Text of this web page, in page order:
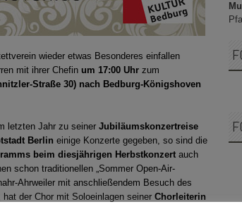
wieder etwas Besonderes einfallen
mit ihrer Chefin um 17:00 Uhr zum
Straße 30) nach Bedburg-Königshoven
letzten Jahr zu seiner Jubiläumskonzertreise
Berlin einige Konzerte gegeben, so sind die
beim diesjährigen Herbstkonzert auch
schon traditionellen „Sommer Open-Air-
Ahrweiler mit anschließendem Besuch des
der Chor mit Soloeinlagen seiner Chorleiterin
zu begeistern weiß. Somit